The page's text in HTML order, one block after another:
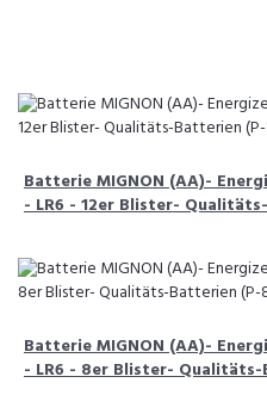
Batterie MIGNON (AA)-
- LR6 - 12er Blister-
Batterie MIGNON (AA)-
- LR6 - 8er Blister-